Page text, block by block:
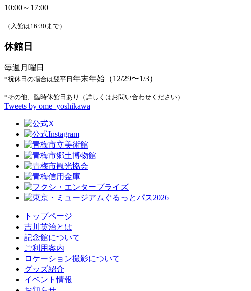
10:00～17:00
（入館は16:30まで）
休館日
毎週月曜日
*祝休日の場合は翌平日 年末年始（12/29〜1/3）
*その他、臨時休館日あり（詳しくはお問い合わせください）
Tweets by ome_yoshikawa
トップページ
吉川英治とは
記念館について
ご利用案内
ロケーション撮影について
グッズ紹介
イベント情報